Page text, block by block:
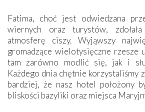
Fatima, choć jest odwiedzana
wiernych oraz turystów,
atmosferę ciszy. Wyjąwszy
gromadzące wielotysięczne rzesze
tam zarówno modlić się, jak i
Każdego dnia chętnie korzystaliśmy
bardziej, że nasz hotel położony
bliskości bazyliki oraz miejsca